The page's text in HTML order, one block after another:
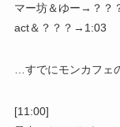
マー坊＆ゆー→？？
act＆？？？→1:03
…すでにモンカフェ
[11:00]